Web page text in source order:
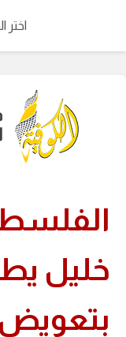
اختر
خليل
بتعويض 20 مليون دولار